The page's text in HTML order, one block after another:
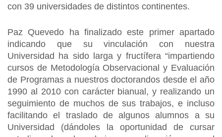
con 39 universidades de distintos continentes.
Paz Quevedo ha finalizado este primer apartado
indicando que su vinculación con nuestra
Universidad ha sido larga y fructífera “impartiendo
cursos de Metodología Observacional y Evaluación
de Programas a nuestros doctorandos desde el año
1990 al 2010 con carácter bianual, y realizando un
seguimiento de muchos de sus trabajos, e incluso
facilitando el traslado de algunos alumnos a su
Universidad (dándoles la oportunidad de cursar